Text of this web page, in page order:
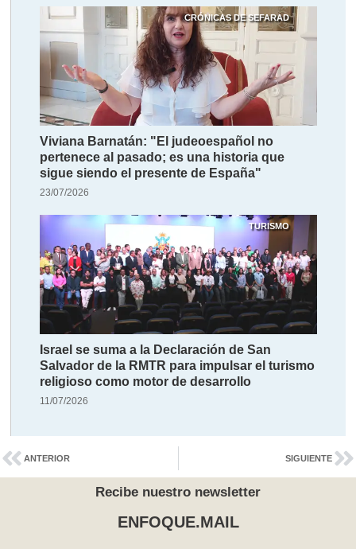
CRÓNICAS DE SEFARAD
Viviana Barnatán: "El judeoespañol no
pertenece al pasado; es una historia que
sigue siendo el presente de España"
23/07/2026
TURISMO
Israel se suma a la Declaración de San
Salvador de la RMTR para impulsar el turismo
religioso como motor de desarrollo
11/07/2026
ANTERIOR SIGUIENTE
Recibe nuestro newsletter
ENFOQUE.MAIL